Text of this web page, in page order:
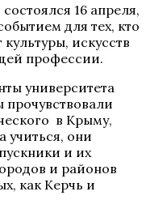
16 апреля,
для тех, кто
искусств
профессии.
университета
прочувствовали
в Крыму,
учиться, они
и их
и районов
как Керчь и